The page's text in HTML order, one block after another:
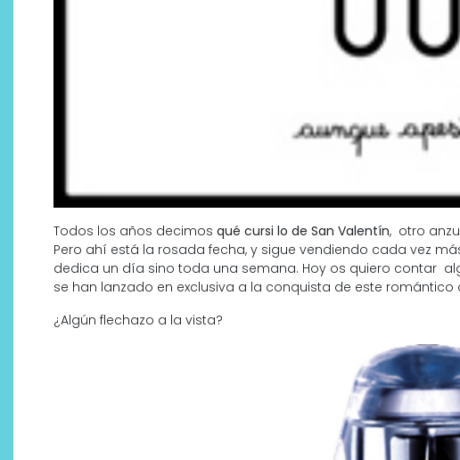
Todos los años decimos qué cursi lo de San Valentín, otro
Pero ahí está la rosada fecha, y sigue vendiendo cada vez
dedica un día sino toda una semana. Hoy os quiero contar
se han lanzado en exclusiva a la conquista de este
¿Algún flechazo a la vista?
Descubre cómo la cosmética
cabinas a tu rutina diaria